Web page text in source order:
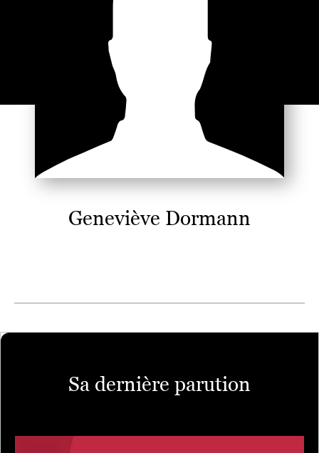
Geneviève Dormann
Sa dernière parution